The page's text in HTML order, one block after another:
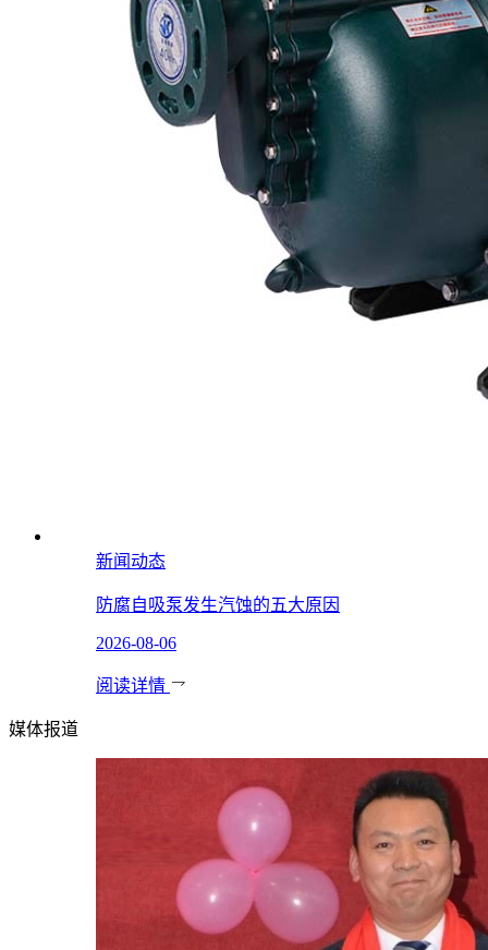
新闻动态
防腐自吸泵发生汽蚀的五大原因
2026-08-06
阅读详情
媒体报道